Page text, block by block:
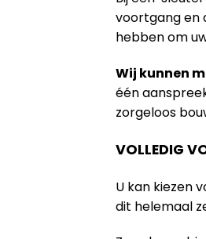
voortgang en
hebben om
Wij kunnen
één
zorgeloos
VOLLEDIG
U kan kiezen
dit helemaal